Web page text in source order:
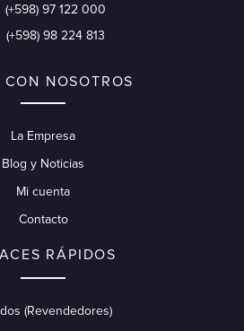
(+598) 97 122 000
(+598) 98 224 813
CON NOSOTROS
La Empresa
Blog y Noticias
Mi cuenta
Contacto
RÁPIDOS
(Revendedores)